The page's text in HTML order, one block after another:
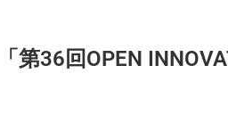
第36回OPEN